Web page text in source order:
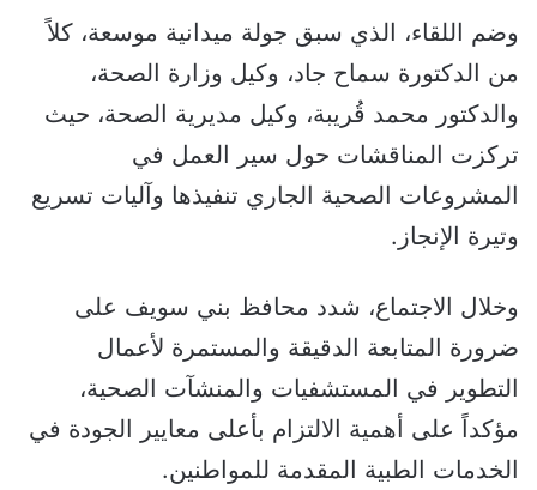
وضم اللقاء، الذي سبق جولة ميدانية موسعة، كلاً
من الدكتورة سماح جاد، وكيل وزارة الصحة،
والدكتور محمد قُريبة، وكيل مديرية الصحة، حيث
تركزت المناقشات حول سير العمل في
المشروعات الصحية الجاري تنفيذها وآليات تسريع
وتيرة الإنجاز.
وخلال الاجتماع، شدد محافظ بني سويف على
ضرورة المتابعة الدقيقة والمستمرة لأعمال
التطوير في المستشفيات والمنشآت الصحية،
مؤكداً على أهمية الالتزام بأعلى معايير الجودة في
الخدمات الطبية المقدمة للمواطنين.